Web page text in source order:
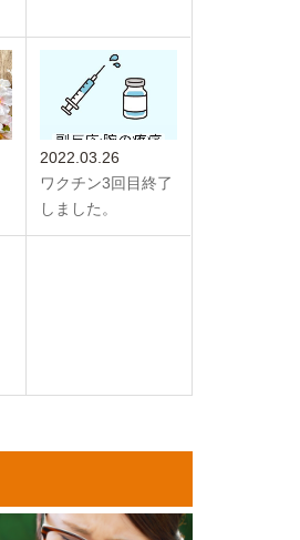
2022.03.26
ワクチン3回目終了
しました。